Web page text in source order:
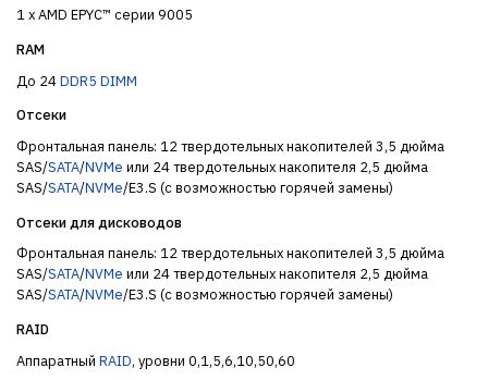
1 x AMD EPYC™ серии 9005
RAM
До 24DDR5 DIMM
Отсеки
Фронтальная панель: 12 твердотельных накопителей 3,5 дюйма
SAS/SATA/NVMe или 24 твердотельных накопителя 2,5 дюйма
SAS/SATA/NVMe/E3.S (с возможностью горячей замены)
Отсеки для дисководов
Фронтальная панель: 12 твердотельных накопителей 3,5 дюйма
SAS/SATA/NVMe или 24 твердотельных накопителя 2,5 дюйма
SAS/SATA/NVMe/E3.S (с возможностью горячей замены)
RAID
Аппаратный RAID, уровни 0,1,5,6,10,50,60